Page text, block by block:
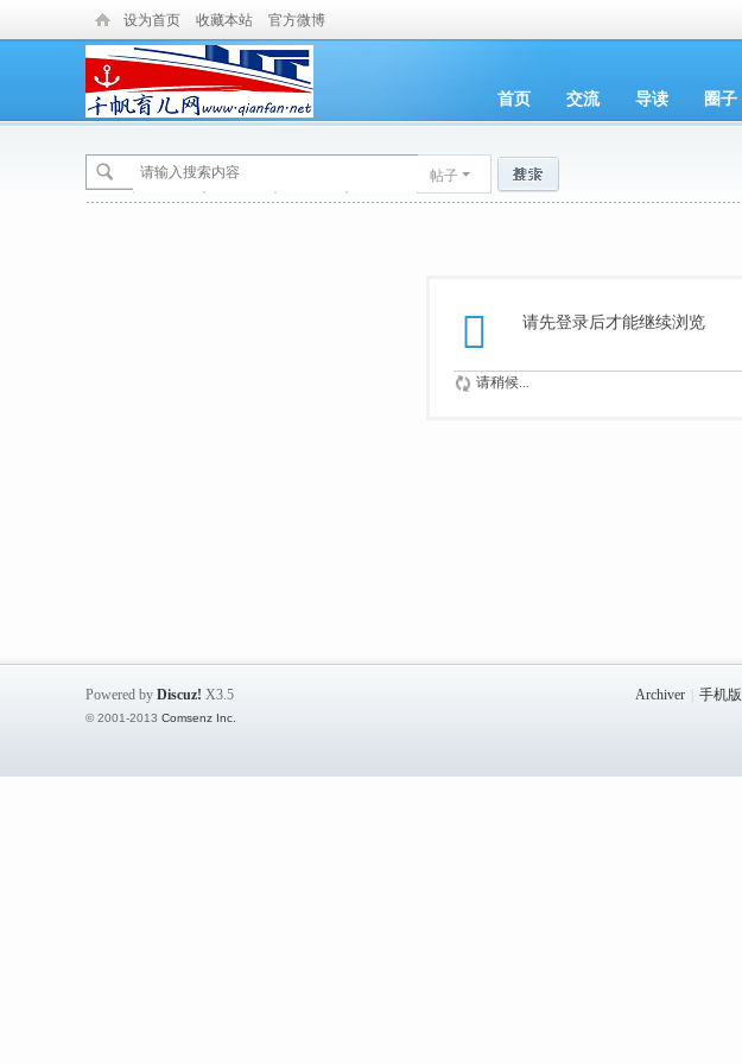
设为首页 收藏本站 官方微博
首页 交流 导读 圈子
帖子
请先登录后才能继续浏览
请稍候...
Archiver 手机版
Powered by Discuz! X3.5
© 2001-2013 Comsenz Inc.